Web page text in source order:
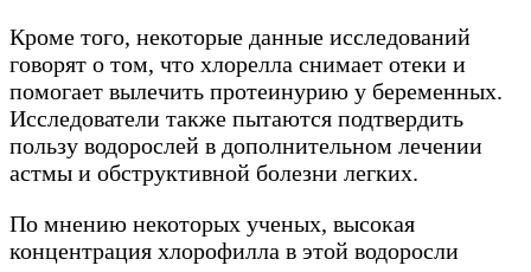
Кроме того, некоторые данные исследований
говорят о том, что хлорелла снимает отеки и
помогает вылечить протеинурию у беременных.
Исследователи также пытаются подтвердить
пользу водорослей в дополнительном лечении
астмы и обструктивной болезни легких.
По мнению некоторых ученых, высокая
концентрация хлорофилла в этой водоросли